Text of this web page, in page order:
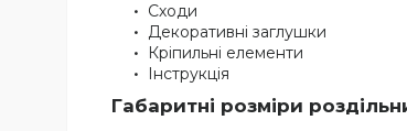
Сходи
Декоративні заглушки
Кріпильні елементи
Інструкція
Габаритні розміри